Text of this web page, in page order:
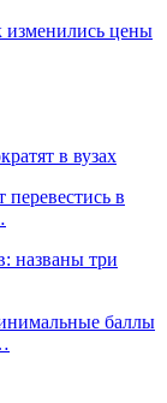
изменились цены
в вузах
в
названы три
баллы